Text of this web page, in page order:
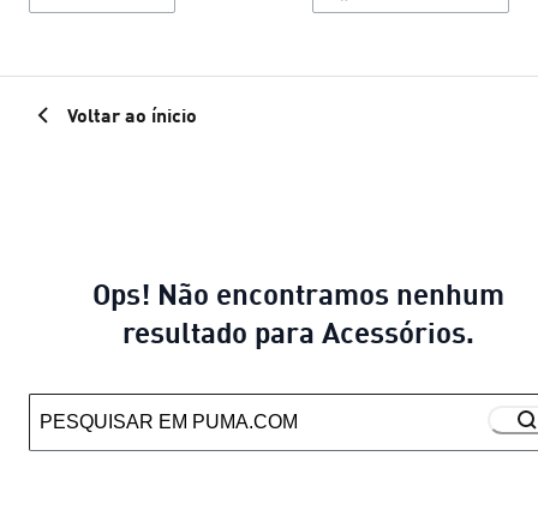
Voltar ao ínicio
Ops! Não encontramos nenhum
resultado para Acessórios.